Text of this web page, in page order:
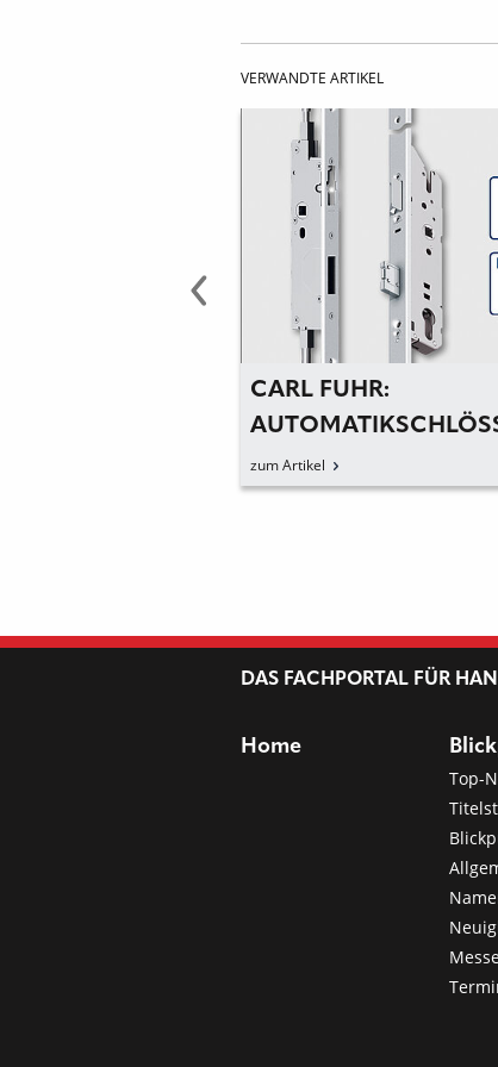
VERWANDTE ARTIKEL
CARL FUHR:
»DUOSECURE«-
FÜR ALLE
zum Artikel
DAS FACHPORTAL FÜR
Home
Top-